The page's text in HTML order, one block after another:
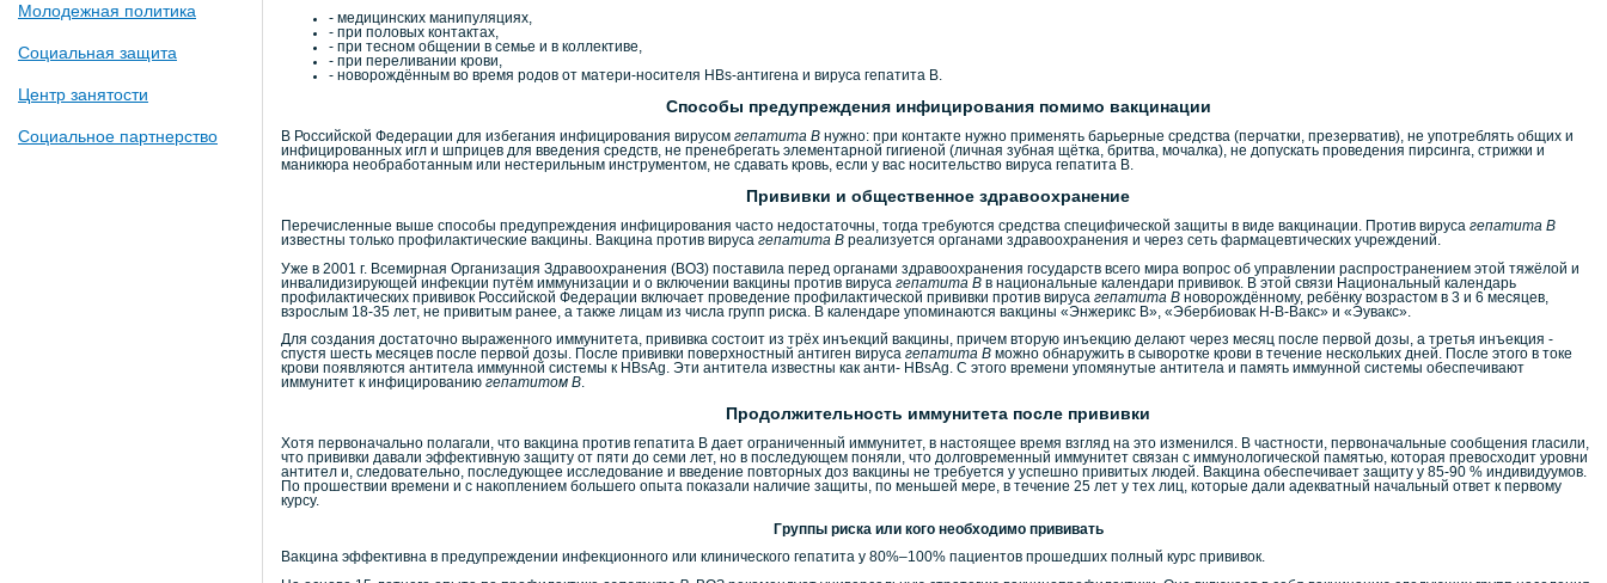
Молодежная политика
Социальная защита
Центр занятости
Социальное партнерство
- медицинских манипуляциях,
- при половых контактах,
- при тесном общении в семье и в коллективе,
- при переливании крови,
- новорождённым во время родов от матери-носителя HBs-антигена и вируса гепатита В.
Способы предупреждения инфицирования помимо вакцинации
В Российской Федерации для избегания инфицирования вирусом гепатита В нужно: при контакте нужно применять барьерные средства (перчатки, презерватив), не употреблять общих и
инфицированных игл и шприцев для введения средств, не пренебрегать элементарной гигиеной (личная зубная щётка, бритва, мочалка), не допускать проведения пирсинга, стрижки и
маникюра необработанным или нестерильным инструментом, не сдавать кровь, если у вас носительство вируса гепатита B.
Прививки и общественное здравоохранение
Перечисленные выше способы предупреждения инфицирования часто недостаточны, тогда требуются средства специфической защиты в виде вакцинации. Против вируса гепатита В
известны только профилактические вакцины. Вакцина против вируса гепатита В реализуется органами здравоохранения и через сеть фармацевтических учреждений.
Уже в 2001 г. Всемирная Организация Здравоохранения (ВОЗ) поставила перед органами здравоохранения государств всего мира вопрос об управлении распространением этой тяжёлой и
инвалидизирующей инфекции путём иммунизации и о включении вакцины против вируса гепатита В в национальные календари прививок. В этой связи Национальный календарь
профилактических прививок Российской Федерации включает проведение профилактической прививки против вируса гепатита В новорождённому, ребёнку возрастом в 3 и 6 месяцев,
взрослым 18-35 лет, не привитым ранее, а также лицам из числа групп риска. В календаре упоминаются вакцины «Энжерикс В», «Эбербиовак Н-В-Вакс» и «Эувакс».
Для создания достаточно выраженного иммунитета, прививка состоит из трёх инъекций вакцины, причем вторую инъекцию делают через месяц после первой дозы, а третья инъекция -
спустя шесть месяцев после первой дозы. После прививки поверхностный антиген вируса гепатита В можно обнаружить в сыворотке крови в течение нескольких дней. После этого в токе
крови появляются антитела иммунной системы к HBsАg. Эти антитела известны как анти- HBsАg. С этого времени упомянутые антитела и память иммунной системы обеспечивают
иммунитет к инфицированию гепатитом B
Продолжительность иммунитета после прививки
Хотя первоначально полагали, что вакцина против гепатита В дает ограниченный иммунитет, в настоящее время взгляд на это изменился. В частности, первоначальные сообщения гласили,
что прививки давали эффективную защиту от пяти до семи лет, но в последующем поняли, что долговременный иммунитет связан с иммунологической памятью, которая превосходит уровни
антител и, следовательно, последующее исследование и введение повторных доз вакцины не требуется у успешно привитых людей. Вакцина обеспечивает защиту у 85-90 % индивидуумов.
По прошествии времени и с накоплением большего опыта показали наличие защиты, по меньшей мере, в течение 25 лет у тех лиц, которые дали адекватный начальный ответ к первому
курсу.
Группы риска или кого необходимо прививать
Вакцина эффективна в предупреждении инфекционного или клинического гепатита у 80%–100% пациентов прошедших полный курс прививок.